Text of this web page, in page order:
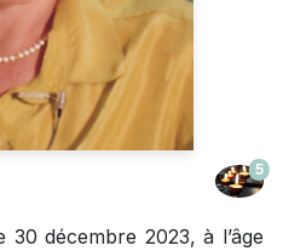
5
décembre 2023, à l’âge